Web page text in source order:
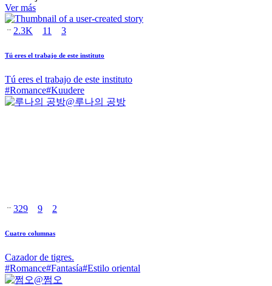
Ver más
2.3K 11 3
Tú eres el trabajo de este instituto
Tú eres el trabajo de este instituto
#Romance#Kuudere
@루나의 공방
329 9 2
Cuatro columnas
Cazador de tigres.
#Romance#Fantasía#Estilo oriental
@쩜오